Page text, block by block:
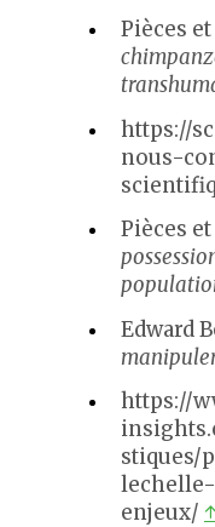
Pièces
https://
nous-
Pièces
Edward
https://
stiques/
enjeux/ ↑